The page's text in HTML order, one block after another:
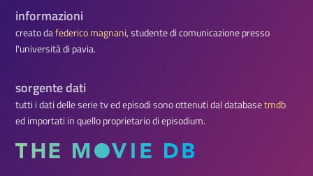
informazioni
creato dafederico magnani, studente di comunicazione presso
l'università di pavia.
sorgente dati
tutti i dati delle serie tv ed episodi sono ottenuti dal databasetmdb
ed importati in quello proprietario di episodium.